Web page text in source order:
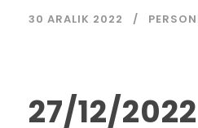
30 ARALIK 2022
27/12/